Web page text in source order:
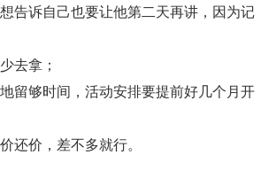
告诉自己也要让他第二天再讲，因为记
去拿；
留够时间，活动安排要提前好几个月开
还价，差不多就行。